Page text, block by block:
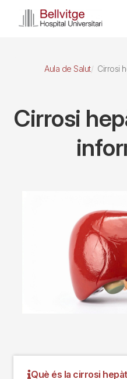
Aula de Salut Cirrosi
Cirrosi
Què és la cirrosi